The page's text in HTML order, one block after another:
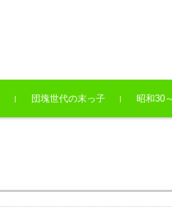
団塊世代の末っ子 昭和30